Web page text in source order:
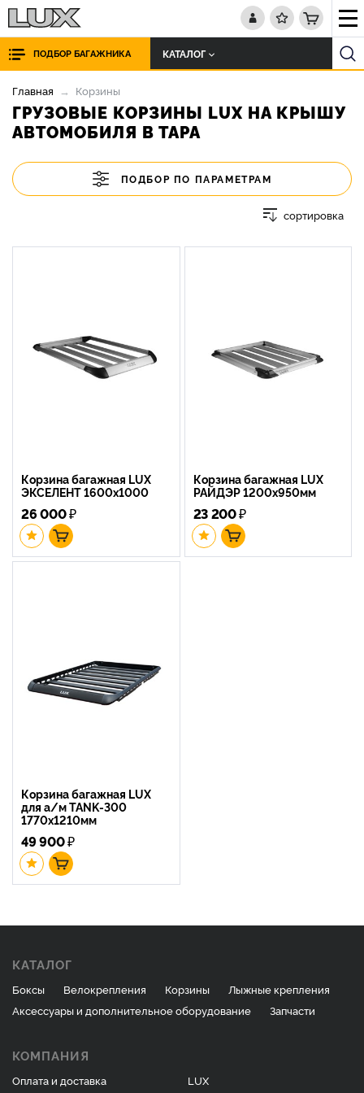
ПОДБОР БАГАЖНИКА КАТАЛОГ
Главная Корзины
ГРУЗОВЫЕ КОРЗИНЫ LUX НА КРЫШУ
АВТОМОБИЛЯ В ТАРА
ПОДБОР ПО ПАРАМЕТРАМ
сортировка
Корзина багажная LUX
ЭКСЕЛЕНТ 1600х1000
26 000₽
Корзина багажная LUX
РАЙДЭР 1200х950мм
23 200₽
Корзина багажная LUX
для а/м TANK-300
1770х1210мм
49 900₽
КАТАЛОГ
Боксы Велокрепления Корзины
Лыжные крепления
Аксессуары и дополнительное оборудование
Запчасти
КОМПАНИЯ
Оплата и доставка LUX